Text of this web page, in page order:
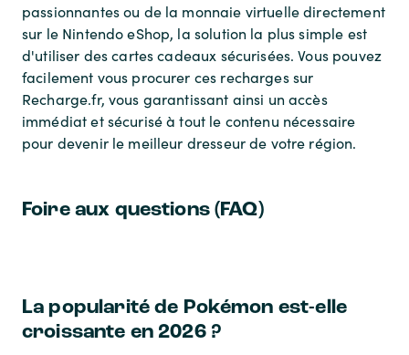
passionnantes ou de la monnaie virtuelle directement
sur le Nintendo eShop, la solution la plus simple est
d'utiliser des cartes cadeaux sécurisées. Vous pouvez
facilement vous procurer ces recharges sur
Recharge.fr, vous garantissant ainsi un accès
immédiat et sécurisé à tout le contenu nécessaire
pour devenir le meilleur dresseur de votre région.
Foire aux questions (FAQ)
La popularité de Pokémon est-elle
croissante en 2026 ?